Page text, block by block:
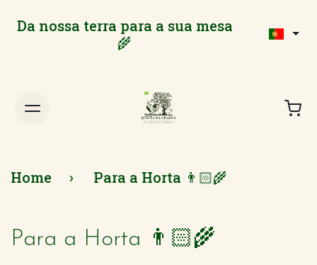
Da nossa terra para a sua mesa
🌾
Home Para a Horta 👨🏻‍🌾
Para a Horta 👨🏻‍🌾